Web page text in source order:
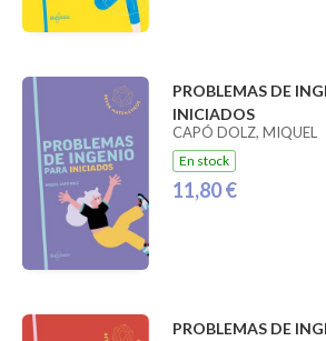
PROBLEMAS DE
INICIADOS
CAPÓ DOLZ, MIQUEL
En stock
11,80 €
PROBLEMAS DE